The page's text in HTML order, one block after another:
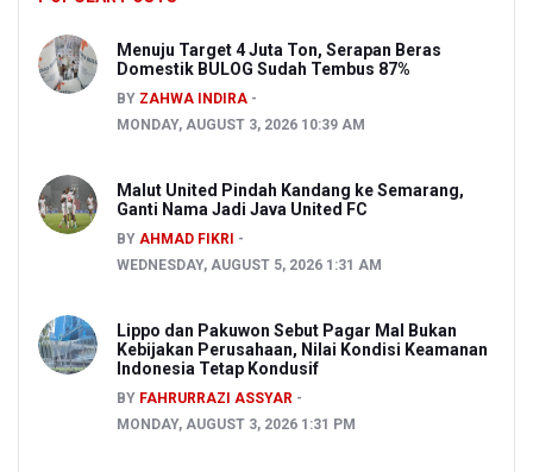
Menuju Target 4 Juta Ton, Serapan Beras
Domestik BULOG Sudah Tembus 87%
BY ZAHWA INDIRA
MONDAY, AUGUST 3, 2026 10:39 AM
Malut United Pindah Kandang ke Semarang,
Ganti Nama Jadi Java United FC
BY AHMAD FIKRI
WEDNESDAY, AUGUST 5, 2026 1:31 AM
Lippo dan Pakuwon Sebut Pagar Mal Bukan
Kebijakan Perusahaan, Nilai Kondisi Keamanan
Indonesia Tetap Kondusif
BY FAHRURRAZI ASSYAR
MONDAY, AUGUST 3, 2026 1:31 PM